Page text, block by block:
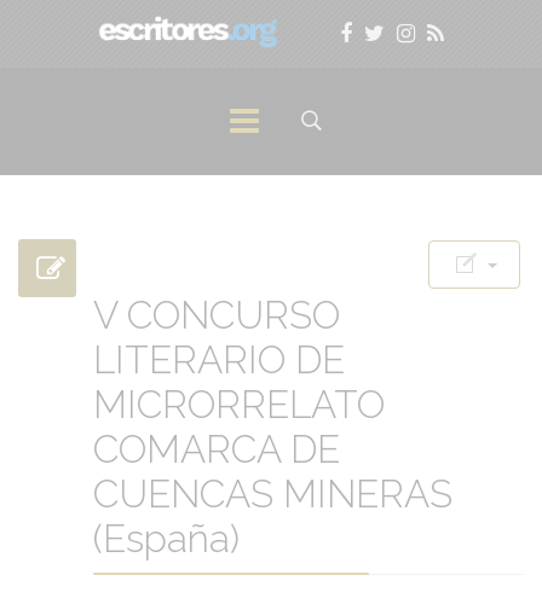
V CONCURSO
LITERARIO DE
MICRORRELATO
COMARCA DE
CUENCAS MINERAS
(España)